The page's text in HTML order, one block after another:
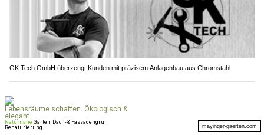
GK Tech GmbH überzeugt Kunden mit präzisem Anlagenbau aus Chromstahl
Sisikon UR: Murgang verschüttet Axenstrasse –
wichtige Nord-Süd-Verbindung gesperrt